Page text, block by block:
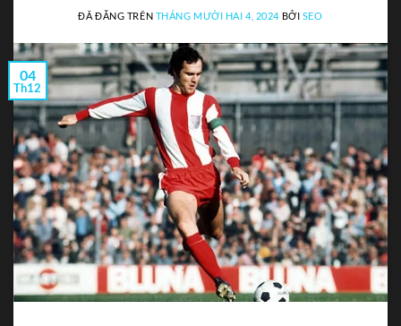
ĐÃ ĐĂNG TRÊN THÁNG MƯỜI HAI 4, 2024 BỞI SEO
04
Th12